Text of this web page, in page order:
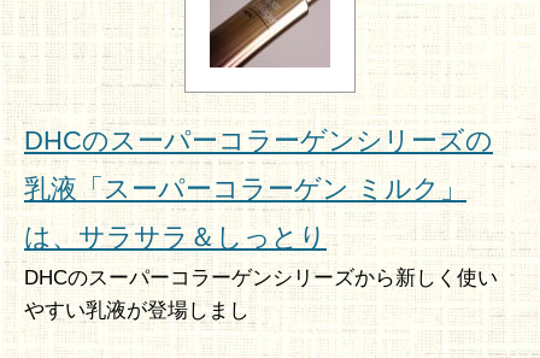
DHCのスーパーコラーゲンシリーズの
乳液「スーパーコラーゲン ミルク」
は、サラサラ＆しっとり
DHCのスーパーコラーゲンシリーズから新しく使い
やすい乳液が登場しまし